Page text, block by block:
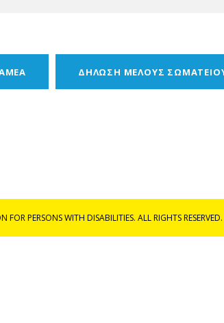
ΔΗΛΩΣΗ ΜΕΛΟΥΣ
PERSONS WITH DISABILITIES. ALL RIGHTS RESERVED.